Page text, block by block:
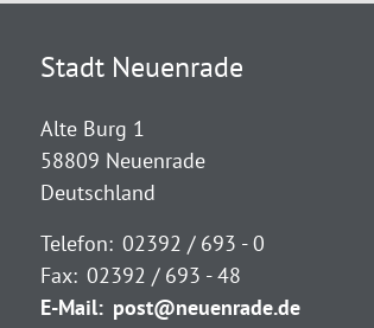
Stadt Neuenrade
Alte Burg 1
58809 Neuenrade
Deutschland
Telefon: 02392 / 693 - 0
Fax: 02392 / 693 - 48
E-Mail: post@neuenrade.de